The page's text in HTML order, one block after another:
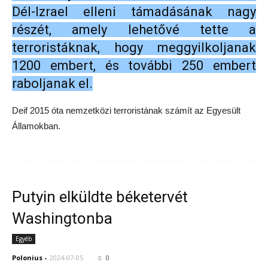
Dél-Izrael elleni támadásának nagy
részét, amely lehetővé tette a
terroristáknak, hogy meggyilkoljanak
1200 embert, és további 250 embert
raboljanak el.
Deif 2015 óta nemzetközi terroristának számít az Egyesült
Államokban.
Putyin elküldte béketervét
Washingtonba
Egyéb
Polonius - 2024-07-05 0